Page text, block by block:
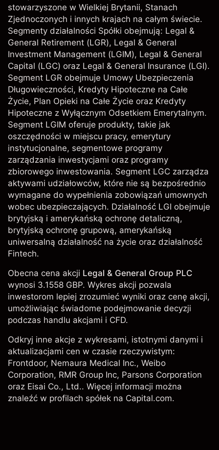
stowarzyszone w Wielkiej Brytanii, Stanach
Zjednoczonych i innych krajach na całym świecie.
Segmenty działalności Spółki obejmują: Legal &
General Retirement (LGR), Legal & General
Investment Management (LGIM), Legal & General
Capital (LGC) oraz Legal & General Insurance (LGI).
Segment LGR obejmuje Umowy Ubezpieczenia
Długowieczności, Kredyty Hipoteczne na Całe
Życie, Plan Opieki na Całe Życie oraz Kredyty
Hipoteczne z Wyłącznym Odsetkiem Emerytalnym.
Segment LGIM oferuje produkty, takie jak
oszczędności w miejscu pracy, emerytury
instytucjonalne, segmentowe programy
zarządzania inwestycjami oraz programy
zbiorowego inwestowania. Segment LGC zarządza
aktywami udziałowców, które nie są bezpośrednio
wymagane do wypełnienia zobowiązań umownych
wobec ubezpieczających. Działalność LGI obejmuje
brytyjską i amerykańską ochronę detaliczną,
brytyjską ochronę grupową, amerykańską
uniwersalną działalność na życie oraz działalność
Fintech.
Obecna cena akcji Legal & General Group PLC
wynosi 3.1558 GBP. Wykres akcji pozwala
inwestorom lepiej zrozumieć wyniki oraz cenę akcji,
umożliwiając świadome podejmowanie decyzji
podczas handlu akcjami i CFD.
Odkryj inne akcje z wykresami, istotnymi danymi i
aktualizacjami cen w czasie rzeczywistym:
Frontdoor, Nemaura Medical Inc., Weibo
Corporation, RMR Group Inc, Parsons Corporation
oraz Eisai Co., Ltd.. Więcej informacji można
znaleźć w profilach spółek na Capital.com.